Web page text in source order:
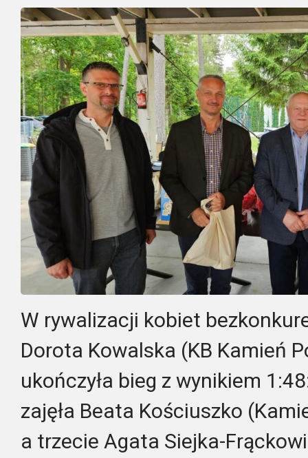
W rywalizacji kobiet
Dorota Kowalska (KB Kamień
ukończyła bieg z wynikiem
zajęła Beata Kościuszko
a trzecie Agata Siejka-